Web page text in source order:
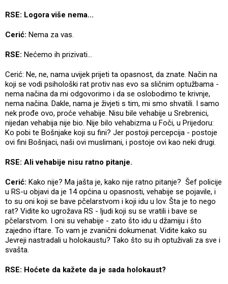
RSE: Logora više nema...
Cerić: Nema za vas.
RSE: Nećemo ih prizivati...
Cerić: Ne, ne, nama uvijek prijeti ta opasnost, da znate. Način na
koji se vodi psihološki rat protiv nas evo sa sličnim optužbama -
nema načina da mi odgovorimo i da se oslobodimo te krivnje,
nema načina. Dakle, nama je živjeti s tim, mi smo shvatili. I samo
nek prođe ovo, proće vehabije. Nisu bile vehabije u Srebrenici,
nijedan vehabija nije bio. Nije bilo vehabizma u Foči, u Prijedoru:
Ko pobi te Bošnjake koji su fini? Jer postoji percepcija - postoje
ovi fini Bošnjaci, naši ovi muslimani, i postoje ovi kao neki drugi.
RSE: Ali vehabije nisu ratno pitanje.
Cerić: Kako nije? Ma jašta je, kako nije ratno pitanje? Šef policije
u RS-u objavi da je 14 općina u opasnosti, vehabije se pojavile, i
to su oni koji se bave pčelarstvom i koji idu u lov. Šta je to nego
rat? Vidite ko ugrožava RS - ljudi koji su se vratili i bave se
pčelarstvom. I oni su vehabije - zato što idu u džamiju i što
zajedno iftare. To vam je zvanični dokumenat. Vidite kako su
Jevreji nastradali u holokaustu? Tako što su ih optuživali za sve i
svašta.
RSE: Hoćete da kažete da je sada holokaust?